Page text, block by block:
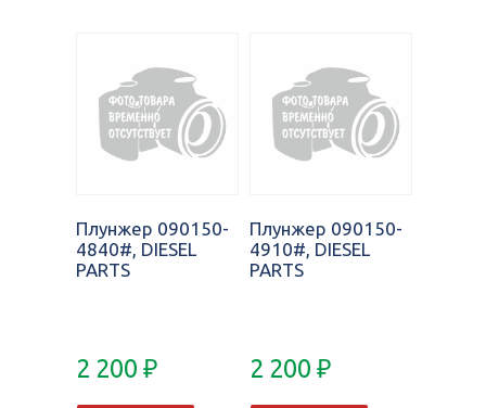
Плунжер 090150-
4840#, DIESEL
PARTS
2 200 ₽
Плунжер 090150-
4910#, DIESEL
PARTS
2 200₽